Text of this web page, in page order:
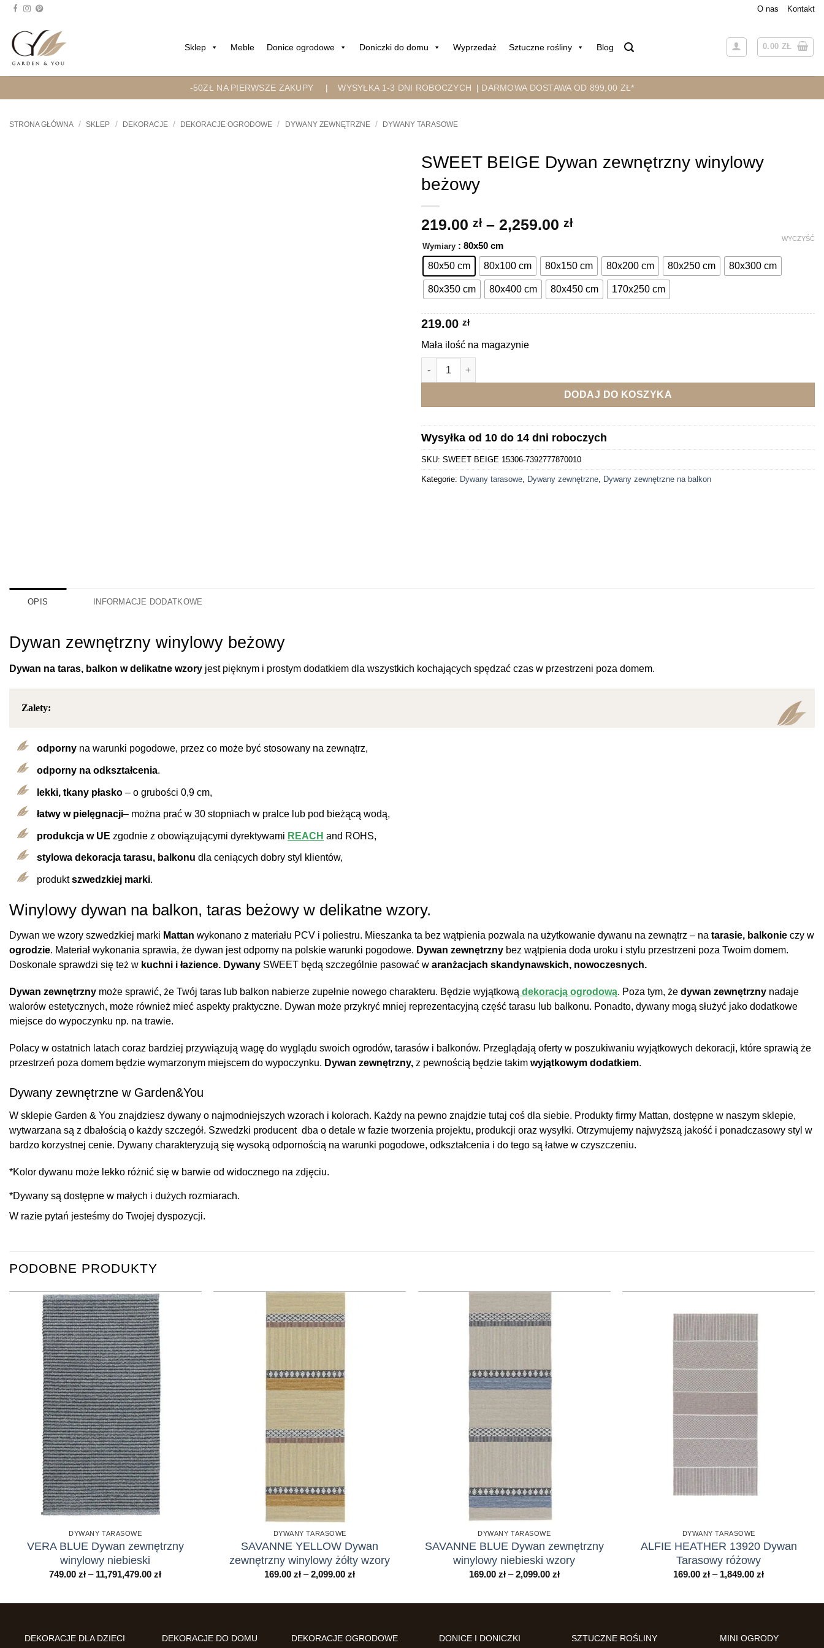
Przejdź
treści
O nas Kontakt
Sklep Meble Donice ogrodowe Doniczki do domu Wyprzedaż Sztuczne rośliny Blog 0.00 ZŁ
-50ZŁ NA PIERWSZE ZAKUPY |WYSYŁKA 1-3 DNI ROBOCZYCH | DARMOWA DOSTAWA OD 899,00 ZŁ*
STRONA GŁÓWNA / SKLEP / DEKORACJE / DEKORACJE OGRODOWE / DYWANY ZEWNĘTRZNE / DYWANY TARASOWE
SWEET BEIGE Dywan zewnętrzny winylowy
beżowy
219.00 zł – 2,259.00 złZakres
od
219.00 zł
do
2,259.00 zł
Wymiary : 80x50 cm
80x50 cm 80x100 cm 80x150 cm 80x200 cm 80x250 cm 80x300 cm
80x350 cm 80x400 cm 80x450 cm 170x250 cm
WYCZYŚĆ
219.00 zł
Mała ilość na magazynie
DODAJ DO KOSZYKA
Wysyłka od 10 do 14 dni roboczych
SKU: SWEET BEIGE 15306-7392777870010
Kategorie: Dywany tarasowe, Dywany zewnętrzne, Dywany zewnętrzne na balkon
OPIS INFORMACJE DODATKOWE
Dywan zewnętrzny winylowy beżowy
Dywan na taras, balkon w delikatne wzory jest pięknym i prostym dodatkiem dla wszystkich kochających spędzać czas w przestrzeni poza domem.
Zalety:
odporny na warunki pogodowe, przez co może być stosowany na zewnątrz,
odporny na odkształcenia.
lekki, tkany płasko – o grubości 0,9 cm,
łatwy w pielęgnacji– można prać w 30 stopniach w pralce lub pod bieżącą wodą,
produkcja w UE zgodnie z obowiązującymi dyrektywami REACH and ROHS,
stylowa dekoracja tarasu, balkonu dla ceniących dobry styl klientów,
produktszwedzkiej marki.
Winylowy dywan na balkon, taras beżowy w delikatne wzory.
Dywan we wzory szwedzkiej marki Mattan wykonano z materiału PCV i poliestru. Mieszanka ta bez wątpienia pozwala na użytkowanie dywanu na zewnątrz – na tarasie, balkonie czy w
ogrodzie. Materiał wykonania sprawia, że dywan jest odporny na polskie warunki pogodowe. Dywan zewnętrzny bez wątpienia doda uroku i stylu przestrzeni poza Twoim domem.
Doskonale sprawdzi się też w kuchni i łazience. Dywany SWEET będą szczególnie pasować w aranżacjach skandynawskich, nowoczesnych.
Dywan zewnętrzny może sprawić, że Twój taras lub balkon nabierze zupełnie nowego charakteru. Będzie wyjątkową dekoracją ogrodową. Poza tym, że dywan zewnętrzny nadaje
walorów estetycznych, może również mieć aspekty praktyczne. Dywan może przykryć mniej reprezentacyjną część tarasu lub balkonu. Ponadto, dywany mogą służyć jako dodatkowe
miejsce do wypoczynku np. na trawie.
Polacy w ostatnich latach coraz bardziej przywiązują wagę do wyglądu swoich ogrodów, tarasów i balkonów. Przeglądają oferty w poszukiwaniu wyjątkowych dekoracji, które sprawią że
przestrzeń poza domem będzie wymarzonym miejscem do wypoczynku. Dywan zewnętrzny, z pewnością będzie takim wyjątkowym dodatkiem.
Dywany zewnętrzne w Garden&You
W sklepie Garden & You znajdziesz dywany o najmodniejszych wzorach i kolorach. Każdy na pewno znajdzie tutaj coś dla siebie. Produkty firmy Mattan, dostępne w naszym sklepie,
wytwarzana są z dbałością o każdy szczegół. Szwedzki producent dba o detale w fazie tworzenia projektu, produkcji oraz wysyłki. Otrzymujemy najwyższą jakość i ponadczasowy styl w
bardzo korzystnej cenie. Dywany charakteryzują się wysoką odpornością na warunki pogodowe, odkształcenia i do tego są łatwe w czyszczeniu.
*Kolor dywanu może lekko różnić się w barwie od widocznego na zdjęciu.
*Dywany są dostępne w małych i dużych rozmiarach.
W razie pytań jesteśmy do Twojej dyspozycji.
PODOBNE PRODUKTY
DYWANY TARASOWE
VERA BLUE Dywan zewnętrzny
winylowy niebieski
749.00zł – 11,791,479.00złZakres
DYWANY TARASOWE
SAVANNE YELLOW Dywan
zewnętrzny winylowy żółty wzory
169.00zł – 2,099.00złZakres
DYWANY TARASOWE
SAVANNE BLUE Dywan zewnętrzny
winylowy niebieski wzory
169.00 zł – 2,099.00 złZakres
DYWANY TARASOWE
ALFIE HEATHER 13920 Dywan
Tarasowy różowy
169.00zł – 1,849.00złZakres
DEKORACJE DLA DZIECI DEKORACJE DO DOMU DEKORACJE OGRODOWE DONICE I DONICZKI SZTUCZNE ROŚLINY MINI OGRODY